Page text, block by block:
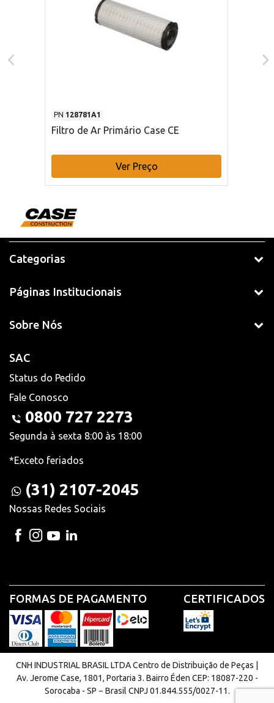
PN 128781A1
Filtro de Ar Primário Case CE
Ver Preço
Categorias
Páginas Institucionais
Sobre Nós
SAC
Status do Pedido
Fale Conosco
0800 727 2273
Segunda à sexta 8:00 às 18:00
*Exceto feriados
(31) 2107-2045
Nossas Redes Sociais
FORMAS DE PAGAMENTO CERTIFICADOS
CNH INDUSTRIAL BRASIL LTDA Centro de Distribuição de Peças |
Av. Jerome Case, 1801, Portaria 3. Bairro Éden CEP: 18087-220 -
Sorocaba - SP − Brasil CNPJ 01.844.555/0027-11.